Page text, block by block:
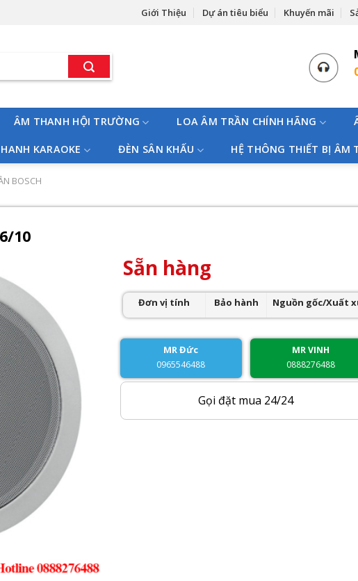
Giới Thiệu Dự án tiêu biểu Khuyến mãi
ÂM THANH HỘI TRƯỜNG LOA ÂM TRẦN CHÍNH HÃNG
KARAOKE ĐÈN SÂN KHẤU HỆ THÔNG THIẾT BỊ ÂM
BOSCH
10
Sẵn hàng
Đơn vị tính Bảo hành Nguồn gốc/Xuất
MR Đức
0965546488
MR VINH
0888276488
Gọi đặt mua 24/24